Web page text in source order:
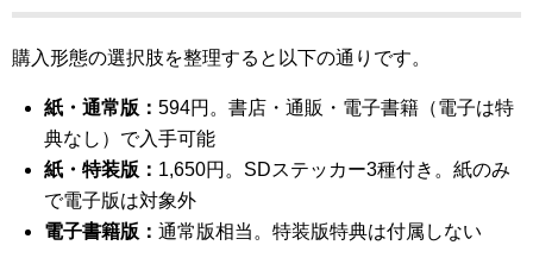
購入形態の選択肢を整理すると以下の通りです。
紙・通常版：594円。書店・通販・電子書籍（電子は特
典なし）で入手可能
紙・特装版： 1,650円。SDステッカー3種付き。紙のみ
で電子版は対象外
電子書籍版：通常版相当。特装版特典は付属しない